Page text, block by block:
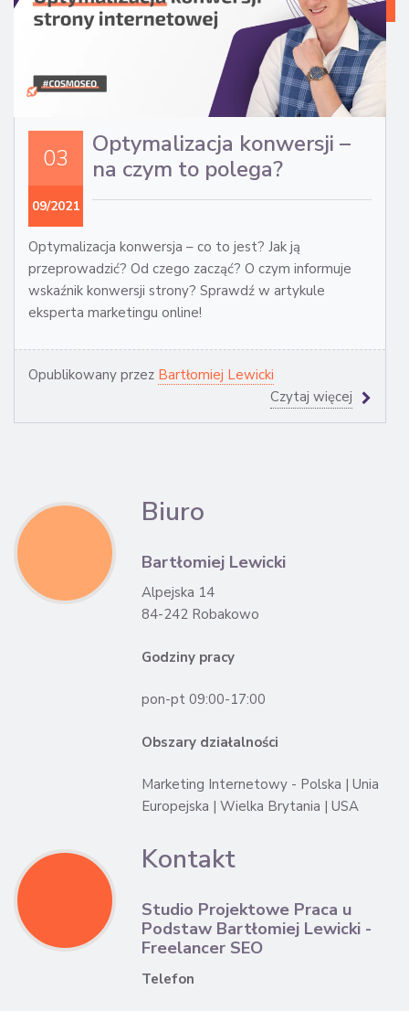
03
09/2021
Optymalizacja konwersji –
na czym to polega?
Optymalizacja konwersja – co to jest? Jak ją
przeprowadzić? Od czego zacząć? O czym informuje
wskaźnik konwersji strony? Sprawdź w artykule
eksperta marketingu online!
Opublikowany przez Bartłomiej Lewicki
Czytaj więcej
Biuro
Bartłomiej Lewicki
Alpejska 14
84-242 Robakowo
Godziny pracy
pon-pt 09:00-17:00
Obszary działalności
Marketing Internetowy - Polska | Unia
Europejska | Wielka Brytania | USA
Kontakt
Studio Projektowe Praca u
Podstaw Bartłomiej Lewicki -
Freelancer SEO
Telefon